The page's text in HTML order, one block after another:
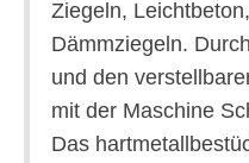
Ziegeln,
Dämmziegeln.
und den
mit der Maschine
Das